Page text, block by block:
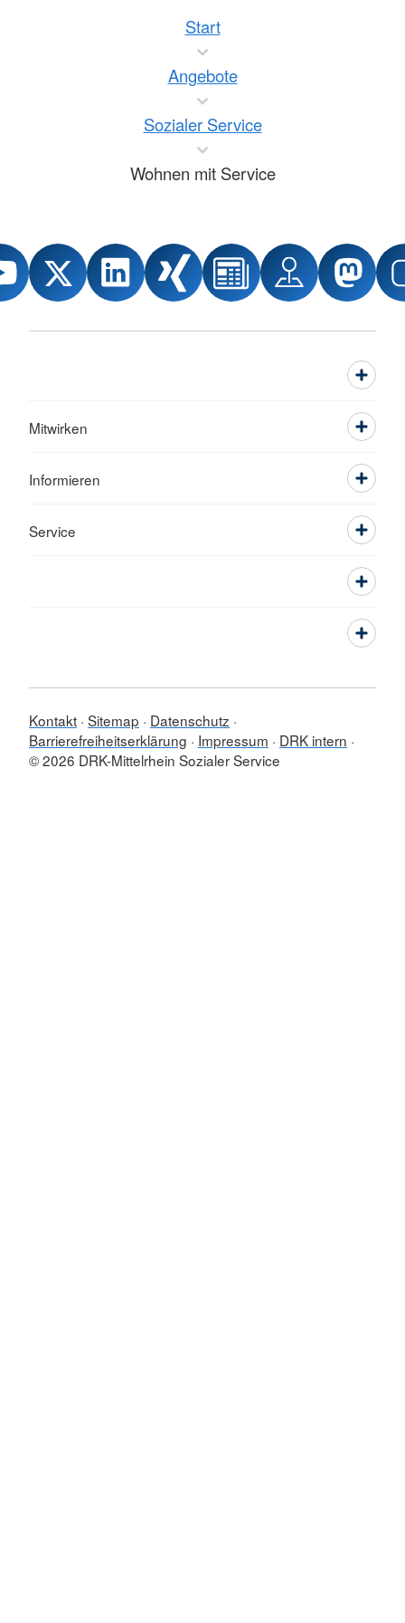
Start
Angebote
Sozialer Service
Wohnen mit Service
Mitwirken
Informieren
Service
Kontakt Sitemap
Datenschutz
Barrierefreiheitserklärung
Impressum
DRK intern
© 2026 DRK-Mittelrhein Sozialer Service